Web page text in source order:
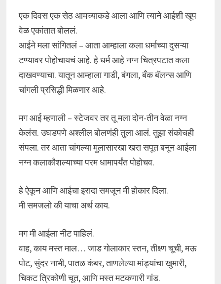
एक दिवस एक सेठ आमच्याकडे आला आणि त्याने आईशी खूप
वेळ एकांतात बोललं.
आईने मला सांगितलं – आता आम्हाला कला धर्माच्या दुसऱ्या
टप्प्यावर पोहोचायचं आहे. हे धर्म आहे नग्न चित्रपटात कला
दाखवण्याचा. यातून आम्हाला गाडी, बंगला, बँक बॅलन्स आणि
चांगली प्रसिद्धी मिळणार आहे.
मग आई म्हणाली – स्टेजवर तर तू मला दोन-तीन वेळा नग्न
केलंस. उघडपणे अश्लील बोलणंही तुला आलं. तुझा संकोचही
संपला. तर आता चांगल्या मुलासारखा खरा सपूत बनून आईला
नग्न कलाकौशल्याच्या परम धामापर्यंत पोहोचव.
हे ऐकून आणि आईचा इरादा समजून मी होकार दिला.
मी समजलो की याचा अर्थ काय.
मग मी आईला नीट पाहिलं.
वाह, काय मस्त माल… जाड गोलाकार स्तन, तीक्ष्ण चूची, मऊ
पोट, सुंदर नाभी, पातळ कंबर, ताणलेल्या मांड्यांचा खुमारी,
चिकट त्रिकोणी चूत, आणि मस्त मटकणारी गांड.